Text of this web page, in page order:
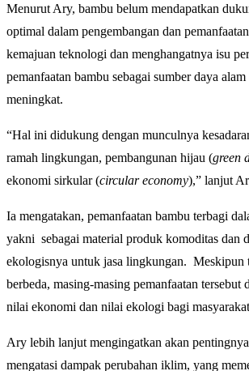
Menurut Ary, bambu belum mendapatkan
optimal dalam pengembangan dan
kemajuan teknologi dan menghangatnya isu
pemanfaatan bambu sebagai sumber daya
meningkat.
“Hal ini didukung dengan munculnya
ramah lingkungan, pembangunan hijau (green
ekonomi sirkular (circular economy),” lanjut
Ia mengatakan, pemanfaatan bambu terbagi
yakni sebagai material produk komoditas dan
ekologisnya untuk jasa lingkungan. Meskipun
berbeda, masing-masing pemanfaatan tersebut
nilai ekonomi dan nilai ekologi bagi
Ary lebih lanjut mengingatkan akan
mengatasi dampak perubahan iklim, yang